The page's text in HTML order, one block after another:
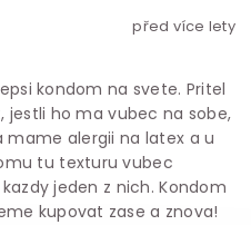
před více lety
kondom na svete. Pritel
jestli ho ma vubec na sobe,
alergii na latex a u
tu texturu vubec
jeden z nich. Kondom
kupovat zase a znova!